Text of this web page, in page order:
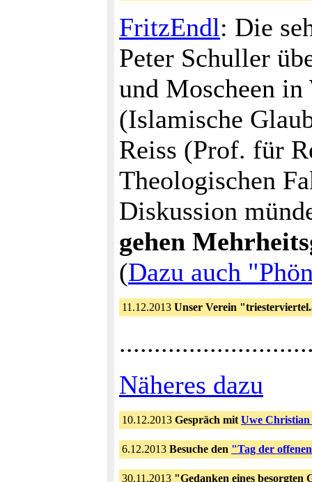
FritzEndl: Die
Peter Schuller
und Moscheen
(Islamische
Reiss (Prof. für
Theologischen
Diskussion
gehen
(Dazu auch
11.12.2013 Unser Verein
Näheres dazu
10.12.2013 Gespräch mit Uwe Christian
6.12.2013 Besuche den "Tag der
30.11.2013 "Gedanken eines